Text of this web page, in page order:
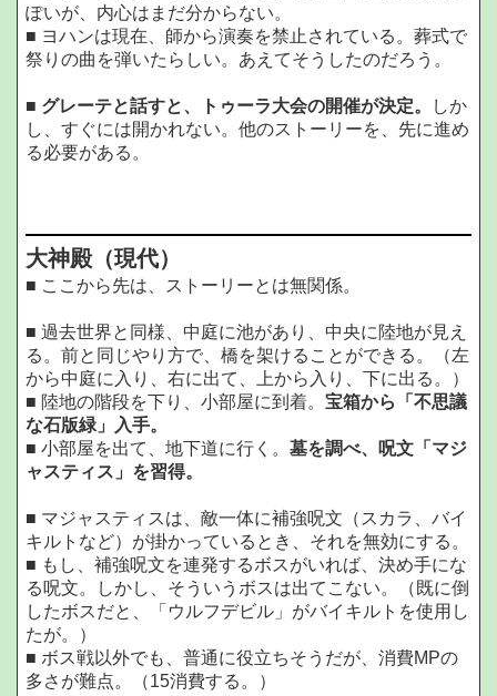
ぽいが、内心はまだ分からない。
■ ヨハンは現在、師から演奏を禁止されている。葬式で
祭りの曲を弾いたらしい。あえてそうしたのだろう。
■ グレーテと話すと、トゥーラ大会の開催が決定。
しか
し、すぐには開かれない。他のストーリーを、先に進め
る必要がある。
大神殿（現代）
■ ここから先は、ストーリーとは無関係。
■ 過去世界と同様、中庭に池があり、中央に陸地が見え
る。前と同じやり方で、橋を架けることができる。（左
から中庭に入り、右に出て、上から入り、下に出る。）
■ 陸地の階段を下り、小部屋に到着。 宝箱から「不思議
な石版緑」入手。
■ 小部屋を出て、地下道に行く。 墓を調べ、呪文「マジ
ャスティス」を習得。
■ マジャスティスは、敵一体に補強呪文（スカラ、バイ
キルトなど）が掛かっているとき、それを無効にする。
■ もし、補強呪文を連発するボスがいれば、決め手にな
る呪文。しかし、そういうボスは出てこない。（既に倒
したボスだと、「ウルフデビル」がバイキルトを使用し
たが。）
■ ボス戦以外でも、普通に役立ちそうだが、消費MPの
多さが難点。（15消費する。）